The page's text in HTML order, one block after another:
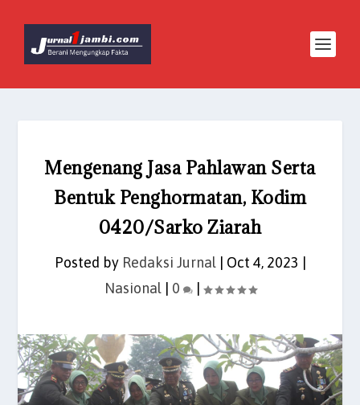
Mengenang Jasa Pahlawan Serta
Bentuk Penghormatan, Kodim
0420/Sarko Ziarah
Posted by Redaksi Jurnal| Oct 4, 2023
Nasional| 0 |